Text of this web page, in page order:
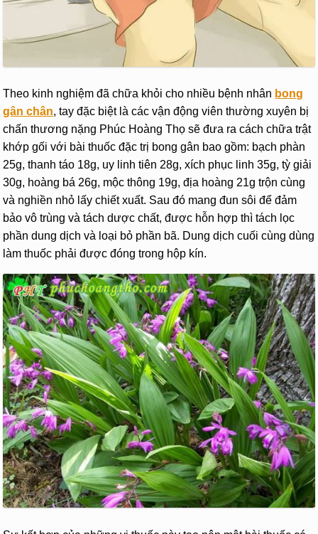
Theo kinh nghiệm đã chữa khỏi cho nhiều bệnh nhân bong
gân chân, tay đặc biệt là các vận động viên thường xuyên bị
chấn thương nặng Phúc Hoàng Thọ sẽ đưa ra cách chữa trật
khớp gối với bài thuốc đặc trị bong gân bao gồm: bạch phàn
25g, thanh táo 18g, uy linh tiên 28g, xích phục linh 35g, tỳ giải
30g, hoàng bá 26g, mộc thông 19g, địa hoàng 21g trộn cùng
và nghiền nhỏ lấy chiết xuất. Sau đó mang đun sôi để đảm
bảo vô trùng và tách dược chất, được hỗn hợp thì tách lọc
phần dung dịch và loại bỏ phần bã. Dung dịch cuối cùng dùng
làm thuốc phải được đóng trong hộp kín.